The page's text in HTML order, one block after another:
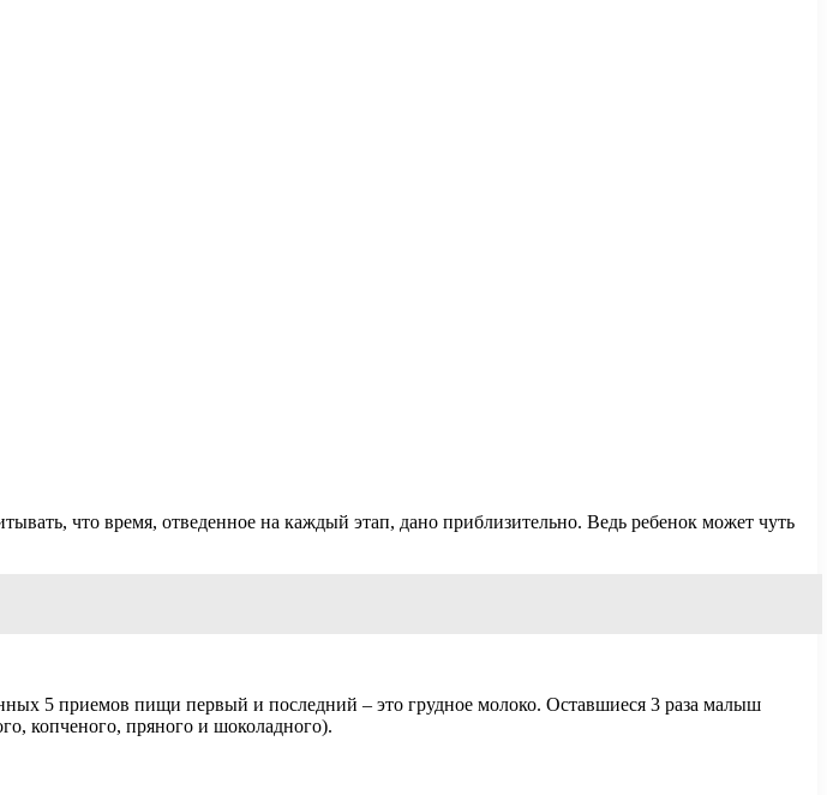
что время, отведенное на каждый этап, дано приблизительно. Ведь ребенок может чуть
5 приемов пищи первый и последний – это грудное молоко. Оставшиеся 3 раза малыш
копченого, пряного и шоколадного).